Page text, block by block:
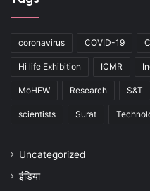
coronavirus COVID-19
Hi life Exhibition ICMR
MoHFW Research S&T
scientists Surat
Uncategorized
इंडिया